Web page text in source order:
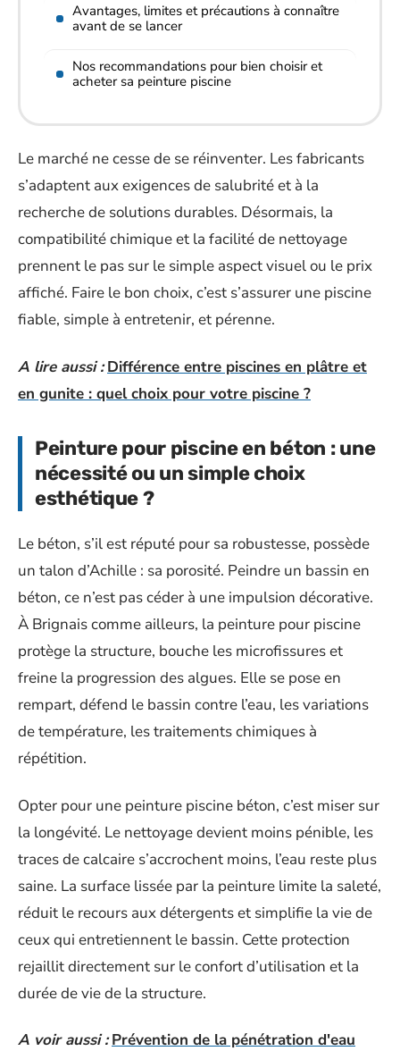
Avantages, limites et précautions à connaître
avant de se lancer
Nos recommandations pour bien choisir et
acheter sa peinture piscine
Le marché ne cesse de se réinventer. Les fabricants
s’adaptent aux exigences de salubrité et à la
recherche de solutions durables. Désormais, la
compatibilité chimique et la facilité de nettoyage
prennent le pas sur le simple aspect visuel ou le prix
affiché. Faire le bon choix, c’est s’assurer une piscine
fiable, simple à entretenir, et pérenne.
A lire aussi : Différence entre piscines en plâtre et
en gunite : quel choix pour votre piscine ?
Peinture pour piscine en béton : une
nécessité ou un simple choix
esthétique ?
Le béton, s’il est réputé pour sa robustesse, possède
un talon d’Achille : sa porosité. Peindre un bassin en
béton, ce n’est pas céder à une impulsion décorative.
À Brignais comme ailleurs, la peinture pour piscine
protège la structure, bouche les microfissures et
freine la progression des algues. Elle se pose en
rempart, défend le bassin contre l’eau, les variations
de température, les traitements chimiques à
répétition.
Opter pour une peinture piscine béton, c’est miser sur
la longévité. Le nettoyage devient moins pénible, les
traces de calcaire s’accrochent moins, l’eau reste plus
saine. La surface lissée par la peinture limite la saleté,
réduit le recours aux détergents et simplifie la vie de
ceux qui entretiennent le bassin. Cette protection
rejaillit directement sur le confort d’utilisation et la
durée de vie de la structure.
A voir aussi : Prévention de la pénétration d'eau